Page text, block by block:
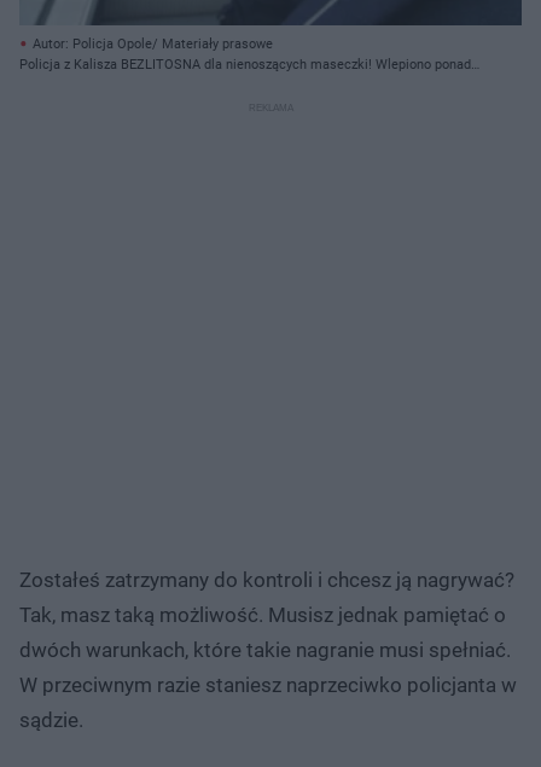
Autor: Policja Opole/ Materiały prasowe
Policja z Kalisza BEZLITOSNA dla nienoszących maseczki! Wlepiono ponad
Zostałeś zatrzymany do kontroli i chcesz ją nagrywać?
Tak, masz taką możliwość. Musisz jednak pamiętać o
dwóch warunkach, które takie nagranie musi spełniać.
W przeciwnym razie staniesz naprzeciwko policjanta w
sądzie.